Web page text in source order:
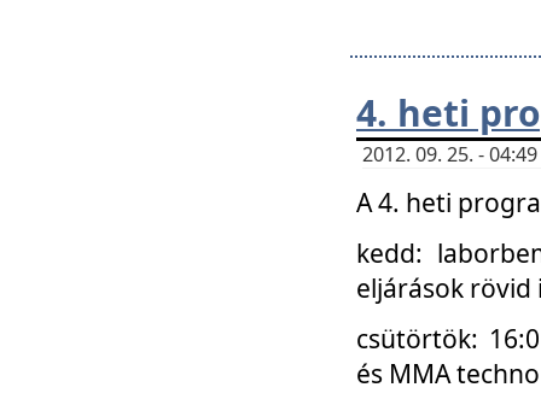
4. heti
2012. 09. 25. -
A 4. heti
kedd:
eljárások
csütörtök:
és MMA